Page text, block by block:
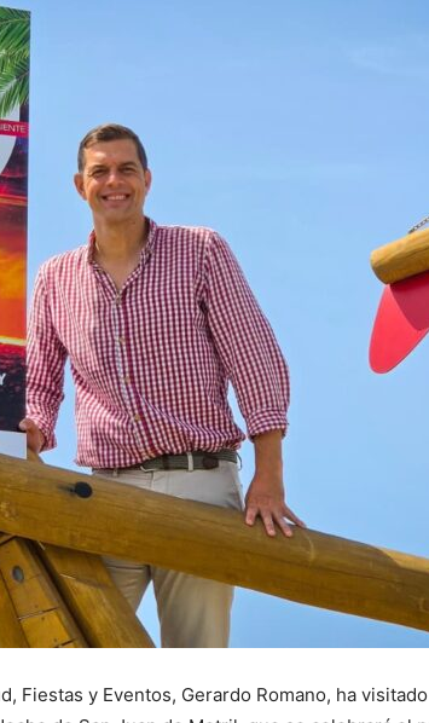
Fiestas y Eventos, Gerardo Romano, ha